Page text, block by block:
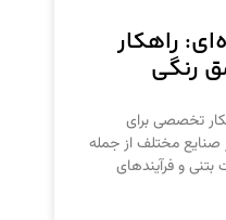
راهکار
رنگی
تخصصی برای
صنایع مختلف از جمله
و فرآیندهای